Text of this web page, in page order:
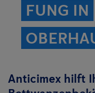
FUNG IN
Anticimex hilft